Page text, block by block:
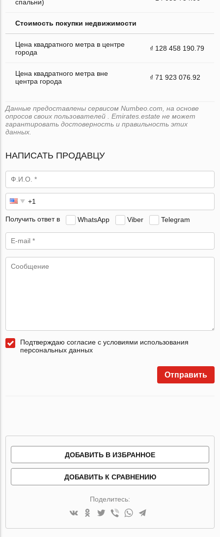
спальни)
Стоимость покупки недвижимости
Цена квадратного метра в центре
города
₫ 128 458 190.79
Цена квадратного метра вне
центра города
₫ 71 923 076.92
Данные предоставлены сервисом Numbeo.com, на основе
опросов своих пользователей . Emirates.estate не может
гарантировать достоверность и правильность этих
данных.
НАПИСАТЬ ПРОДАВЦУ
Получить ответ в WhatsApp Viber Telegram
Подтверждаю согласие с условиями использования
персональных данных
Отправить
ДОБАВИТЬ В ИЗБРАННОЕ
ДОБАВИТЬ К СРАВНЕНИЮ
Поделитесь: